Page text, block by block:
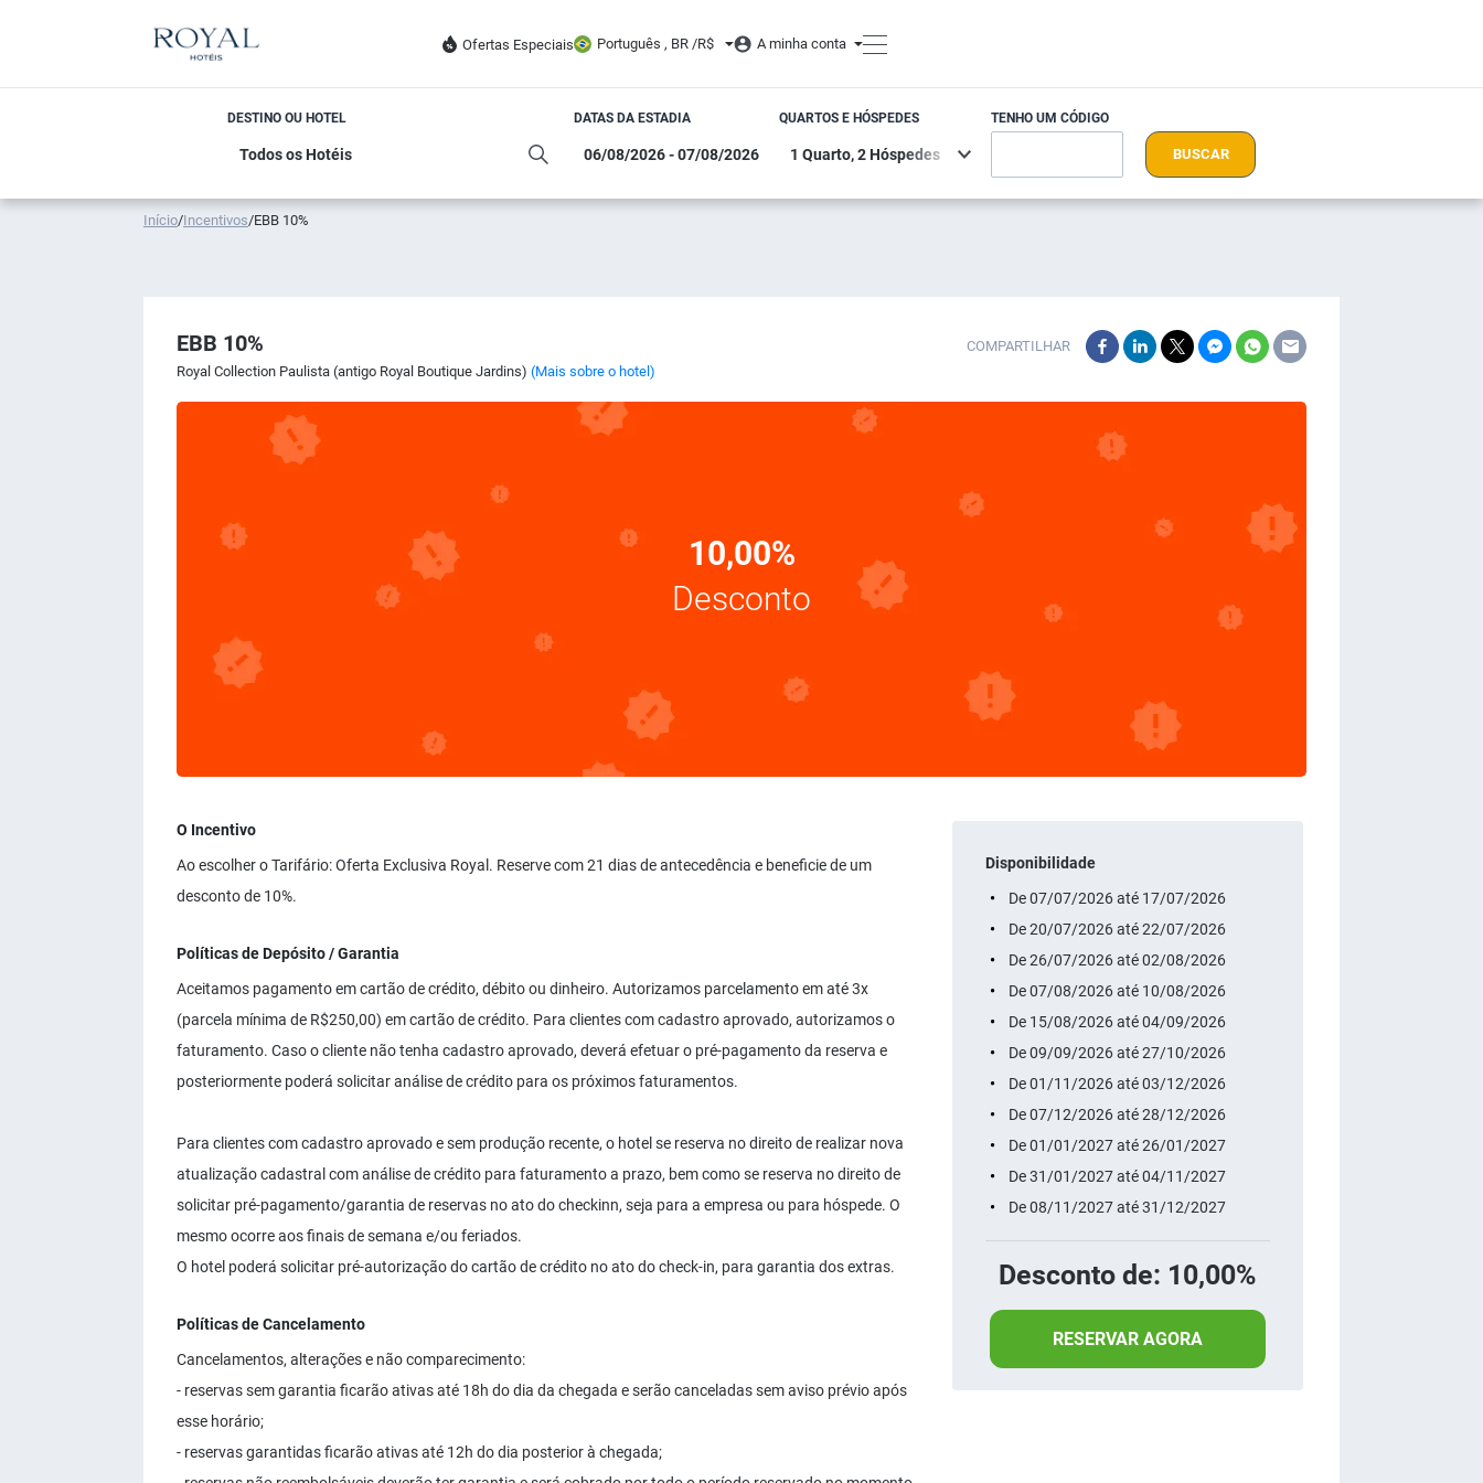
Ofertas Especiais Português , BR /R$ A minha conta
DESTINO OU HOTEL DATAS DA ESTADIA QUARTOS E HÓSPEDES TENHO UM CÓDIGO
BUSCAR
Início/Incentivos/EBB 10%
EBB 10%
Royal Collection Paulista (antigo Royal Boutique Jardins) (Mais sobre o hotel)
COMPARTILHAR
10,00%
Desconto
O Incentivo
Ao escolher o Tarifário: Oferta Exclusiva Royal. Reserve com 21 dias de antecedência e beneficie de um
desconto de 10%.
Políticas de Depósito / Garantia
Aceitamos pagamento em cartão de crédito, débito ou dinheiro. Autorizamos parcelamento em até 3x
(parcela mínima de R$250,00) em cartão de crédito. Para clientes com cadastro aprovado, autorizamos o
faturamento. Caso o cliente não tenha cadastro aprovado, deverá efetuar o pré-pagamento da reserva e
posteriormente poderá solicitar análise de crédito para os próximos faturamentos.
Para clientes com cadastro aprovado e sem produção recente, o hotel se reserva no direito de realizar nova
atualização cadastral com análise de crédito para faturamento a prazo, bem como se reserva no direito de
solicitar pré-pagamento/garantia de reservas no ato do checkinn, seja para a empresa ou para hóspede. O
mesmo ocorre aos finais de semana e/ou feriados.
O hotel poderá solicitar pré-autorização do cartão de crédito no ato do check-in, para garantia dos extras.
Políticas de Cancelamento
Cancelamentos, alterações e não comparecimento:
- reservas sem garantia ficarão ativas até 18h do dia da chegada e serão canceladas sem aviso prévio após
esse horário;
- reservas garantidas ficarão ativas até 12h do dia posterior à chegada;
Disponibilidade
De 07/07/2026 até 17/07/2026
De 20/07/2026 até 22/07/2026
De 26/07/2026 até 02/08/2026
De 07/08/2026 até 10/08/2026
De 15/08/2026 até 04/09/2026
De 09/09/2026 até 27/10/2026
De 01/11/2026 até 03/12/2026
De 07/12/2026 até 28/12/2026
De 01/01/2027 até 26/01/2027
De 31/01/2027 até 04/11/2027
De 08/11/2027 até 31/12/2027
Desconto de: 10,00%
RESERVAR AGORA